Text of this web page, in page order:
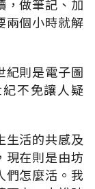
，做筆記、加
兩個小時就解
紀則是電子圖
不免讓人疑
生活的共感及
現在則是由坊
們怎麼活。我